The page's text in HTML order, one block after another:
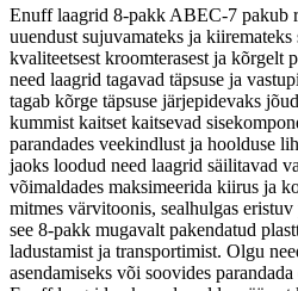
Enuff laagrid 8-pakk ABEC-7 pakub
uuendust sujuvamateks ja
kvaliteetsest kroomterasest ja kõrgelt
need laagrid tagavad täpsuse ja
tagab kõrge täpsuse järjepidevaks
kummist kaitset kaitsevad
parandades veekindlust ja hoolduse
jaoks loodud need laagrid säilitavad
võimaldades maksimeerida kiirus ja
mitmes värvitoonis, sealhulgas
see 8-pakk mugavalt pakendatud
ladustamist ja transportimist. Olgu
asendamiseks või soovides